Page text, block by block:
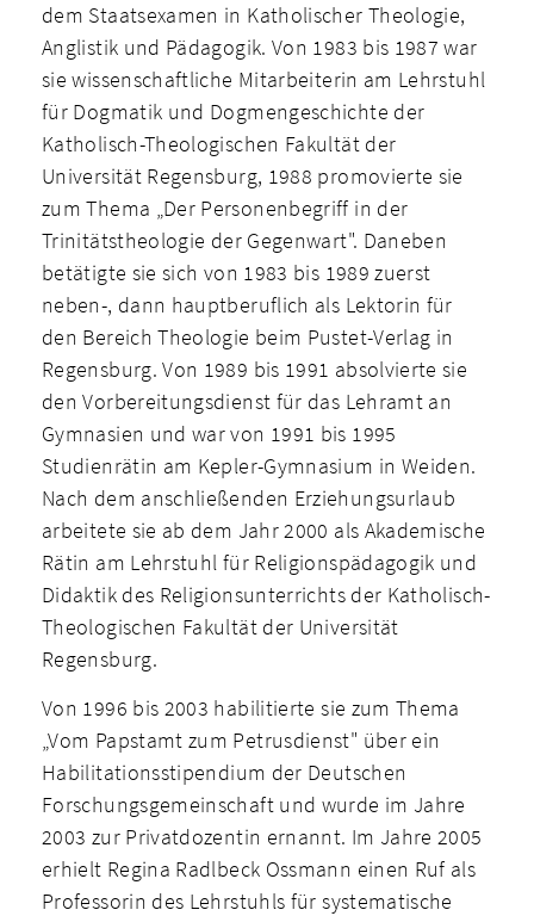
dem Staatsexamen in Katholischer Theologie,
Anglistik und Pädagogik. Von 1983 bis 1987 war
sie wissenschaftliche Mitarbeiterin am Lehrstuhl
für Dogmatik und Dogmengeschichte der
Katholisch-Theologischen Fakultät der
Universität Regensburg, 1988 promovierte sie
zum Thema „Der Personenbegriff in der
Trinitätstheologie der Gegenwart". Daneben
betätigte sie sich von 1983 bis 1989 zuerst
neben-, dann hauptberuflich als Lektorin für
den Bereich Theologie beim Pustet-Verlag in
Regensburg. Von 1989 bis 1991 absolvierte sie
den Vorbereitungsdienst für das Lehramt an
Gymnasien und war von 1991 bis 1995
Studienrätin am Kepler-Gymnasium in Weiden.
Nach dem anschließenden Erziehungsurlaub
arbeitete sie ab dem Jahr 2000 als Akademische
Rätin am Lehrstuhl für Religionspädagogik und
Didaktik des Religionsunterrichts der Katholisch-
Theologischen Fakultät der Universität
Regensburg.
Von 1996 bis 2003 habilitierte sie zum Thema
„Vom Papstamt zum Petrusdienst" über ein
Habilitationsstipendium der Deutschen
Forschungsgemeinschaft und wurde im Jahre
2003 zur Privatdozentin ernannt. Im Jahre 2005
erhielt Regina Radlbeck­ Ossmann einen Ruf als
Professorin des Lehrstuhls für systematische